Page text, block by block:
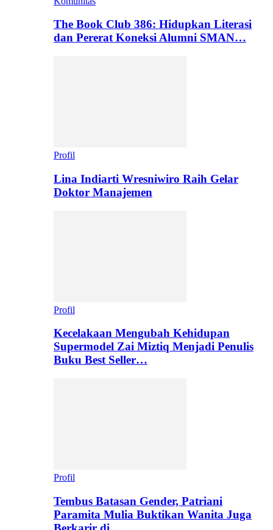
The Book Club 386: Hidupkan Literasi
dan Pererat Koneksi Alumni SMAN…
Profil
Lina Indiarti Wresniwiro Raih Gelar
Doktor Manajemen
Profil
Kecelakaan Mengubah Kehidupan
Supermodel Zai Miztiq Menjadi Penulis
Buku Best Seller…
Profil
Tembus Batasan Gender, Patriani
Paramita Mulia Buktikan Wanita Juga